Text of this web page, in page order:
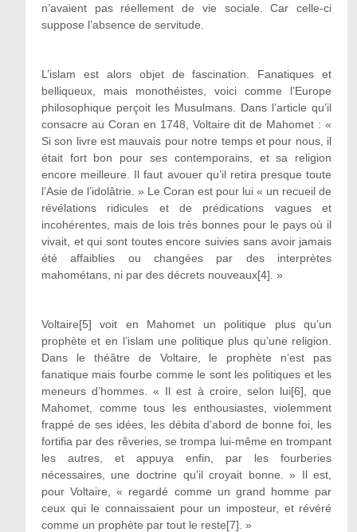
n’avaient pas réellement de vie sociale. Car celle-ci
suppose l’absence de servitude.
L’islam est alors objet de fascination. Fanatiques et
belliqueux, mais monothéistes, voici comme l’Europe
philosophique perçoit les Musulmans. Dans l’article qu’il
consacre au Coran en 1748, Voltaire dit de Mahomet : «
Si son livre est mauvais pour notre temps et pour nous, il
était fort bon pour ses contemporains, et sa religion
encore meilleure. Il faut avouer qu’il retira presque toute
l’Asie de l’idolâtrie. » Le Coran est pour lui « un recueil de
révélations ridicules et de prédications vagues et
incohérentes, mais de lois très bonnes pour le pays où il
vivait, et qui sont toutes encore suivies sans avoir jamais
été affaiblies ou changées par des interprètes
mahométans, ni par des décrets nouveaux[4]. »
Voltaire[5] voit en Mahomet un politique plus qu’un
prophète et en l’islam une politique plus qu’une religion.
Dans le théâtre de Voltaire, le prophète n’est pas
fanatique mais fourbe comme le sont les politiques et les
meneurs d’hommes. « Il est à croire, selon lui[6], que
Mahomet, comme tous les enthousiastes, violemment
frappé de ses idées, les débita d’abord de bonne foi, les
fortifia par des rêveries, se trompa lui-même en trompant
les autres, et appuya enfin, par les fourberies
nécessaires, une doctrine qu’il croyait bonne. » Il est,
pour Voltaire, « regardé comme un grand homme par
ceux qui le connaissaient pour un imposteur, et révéré
comme un prophète par tout le reste[7]. »